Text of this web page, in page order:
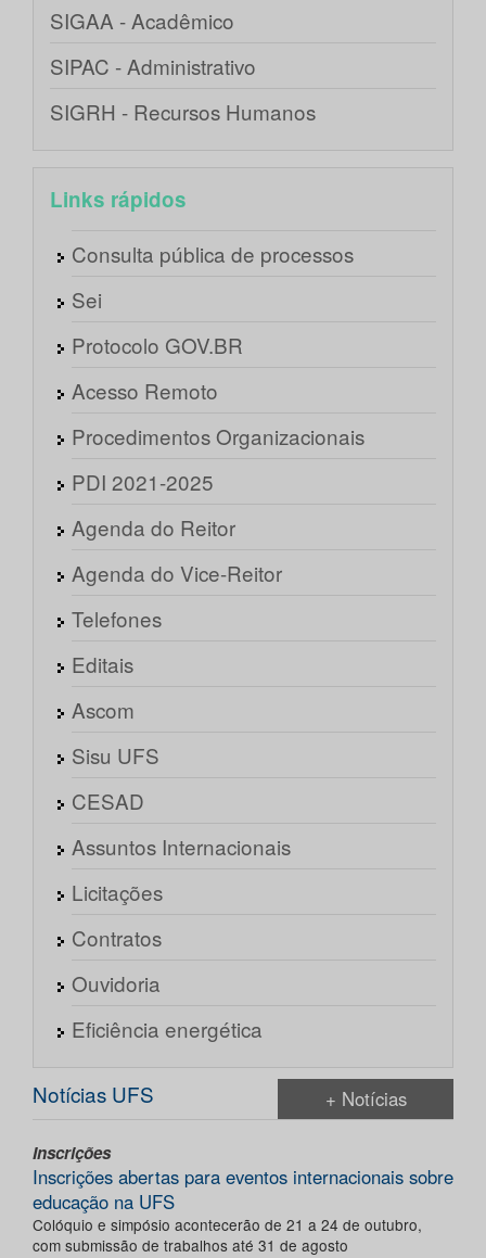
SIGAA - Acadêmico
SIPAC - Administrativo
SIGRH - Recursos Humanos
Links rápidos
Consulta pública de processos
Sei
Protocolo GOV.BR
Acesso Remoto
Procedimentos Organizacionais
PDI 2021-2025
Agenda do Reitor
Agenda do Vice-Reitor
Telefones
Editais
Ascom
Sisu UFS
CESAD
Assuntos Internacionais
Licitações
Contratos
Ouvidoria
Eficiência energética
Notícias UFS + Notícias
Inscrições
Inscrições abertas para eventos internacionais sobre
educação na UFS
Colóquio e simpósio acontecerão de 21 a 24 de outubro,
com submissão de trabalhos até 31 de agosto